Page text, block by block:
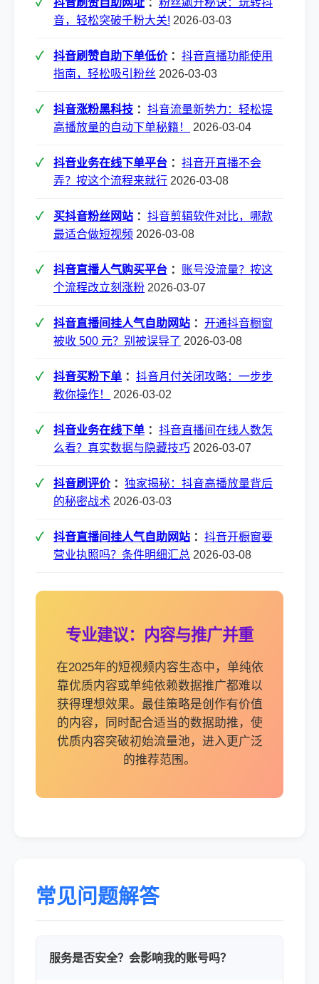
抖音刷赞自助网址 ： 粉丝飙升秘诀：玩转抖
音，轻松突破千粉大关! 2026-03-03
抖音刷赞自助下单低价： 抖音直播功能使用
指南，轻松吸引粉丝 2026-03-03
抖音涨粉黑科技 ： 抖音流量新势力：轻松提
高播放量的自动下单秘籍！
2026-03-04
抖音业务在线下单平台 ： 抖音开直播不会
弄？按这个流程来就行 2026-03-08
买抖音粉丝网站 ： 抖音剪辑软件对比，哪款
最适合做短视频 2026-03-08
抖音直播人气购买平台 ： 账号没流量？按这
个流程改立刻涨粉 2026-03-07
抖音直播间挂人气自助网站 ： 开通抖音橱窗
被收 500 元？别被误导了 2026-03-08
抖音买粉下单 ： 抖音月付关闭攻略：一步步
教你操作！
2026-03-02
抖音业务在线下单 ： 抖音直播间在线人数怎
么看？真实数据与隐藏技巧 2026-03-07
抖音刷评价： 独家揭秘：抖音高播放量背后
的秘密战术 2026-03-03
抖音直播间挂人气自助网站 ： 抖音开橱窗要
营业执照吗？条件明细汇总 2026-03-08
专业建议：内容与推广并重
在2025年的短视频内容生态中，单纯依
靠优质内容或单纯依赖数据推广都难以
获得理想效果。最佳策略是创作有价值
的内容，同时配合适当的数据助推，使
优质内容突破初始流量池，进入更广泛
的推荐范围。
常见问题解答
服务是否安全？会影响我的账号吗？